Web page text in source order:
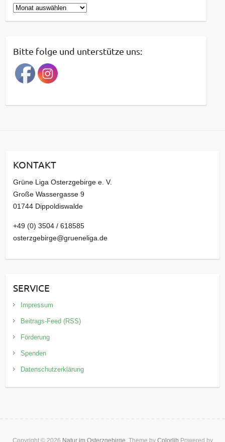
B
e
r
a
g
a
v
Bitte folge und unterstütze uns:
KONTAKT
Grüne Liga Osterzgebirge e. V.
Große Wassergasse 9
01744 Dippoldiswalde
+49 (0) 3504 / 618585
osterzgebirge@grueneliga.de
SERVICE
Impressum
Beitrags-Feed (RSS)
Förderung
Spenden
Datenschutzerklärung